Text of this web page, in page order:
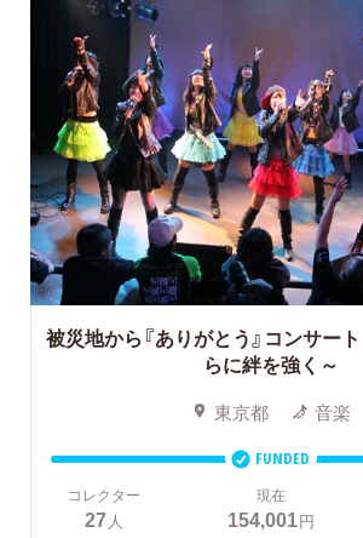
被災地から『ありがとう』コンサー
らに絆を強く～
東京都 音楽
FUNDED
コレクター
27 人
現在
154,001円